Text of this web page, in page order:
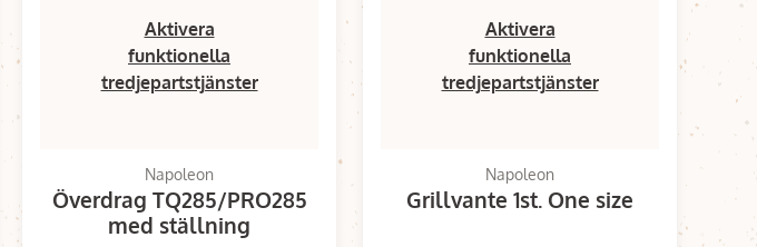
Aktivera
funktionella
tredjepartstjänster
Napoleon
Överdrag TQ285/PRO285
med ställning
Aktivera
funktionella
tredjepartstjänster
Napoleon
Grillvante 1st. One size